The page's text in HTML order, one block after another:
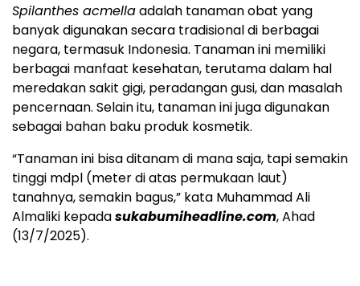
Spilanthes acmellaadalah tanaman obat yang
banyak digunakan secara tradisional di berbagai
negara, termasuk Indonesia. Tanaman ini memiliki
berbagai manfaat kesehatan, terutama dalam hal
meredakan sakit gigi, peradangan gusi, dan masalah
pencernaan. Selain itu, tanaman ini juga digunakan
sebagai bahan baku produk kosmetik.
“Tanaman ini bisa ditanam di mana saja, tapi semakin
tinggi mdpl (meter di atas permukaan laut)
tanahnya, semakin bagus,” kata Muhammad Ali
Almaliki kepadasukabumiheadline.com, Ahad
(13/7/2025).